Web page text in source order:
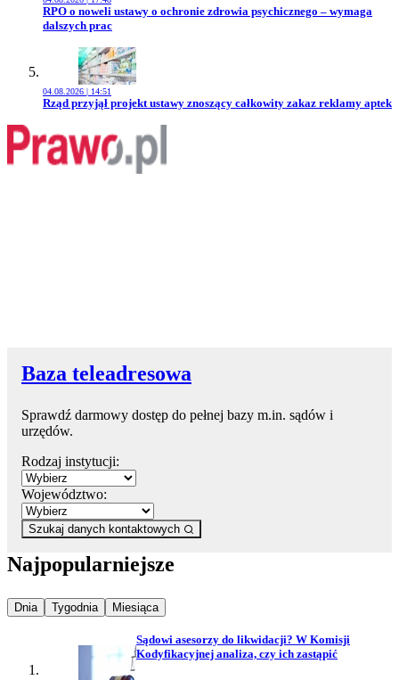
Przejdź do artykułu:
RPO o noweli ustawy o ochronie zdrowia psychicznego – wymaga
dalszych prac
04.08.2026 | 14:51
Przejdź do artykułu:
Rząd przyjął projekt ustawy znoszący całkowity zakaz reklamy aptek
Baza teleadresowa
Sprawdź darmowy dostęp do pełnej bazy m.in. sądów i
urzędów.
Rodzaj instytucji:
Województwo:
Szukaj danych kontaktowych
Najpopularniejsze
Najpopularniejsze wiadomości z
Dnia Najpopularniejsze wiadomości z
Tygodnia Najpopularniejsze wiadomości z
Miesiąca
Sądowi asesorzy do likwidacji? W Komisji
Kodyfikacyjnej analiza, czy ich zastąpić